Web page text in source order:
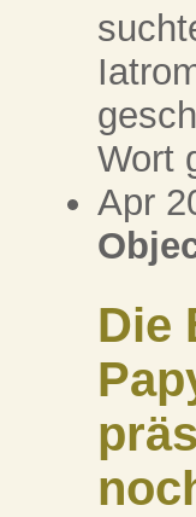
Wort
Apr
Die